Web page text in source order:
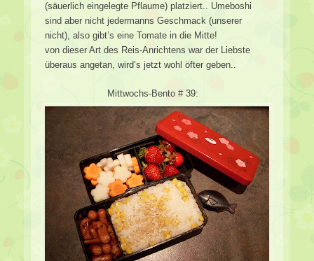
(säuerlich eingelegte Pflaume) platziert.. Umeboshi
sind aber nicht jedermanns Geschmack (unserer
nicht), also gibt’s eine Tomate in die Mitte!
von dieser Art des Reis-Anrichtens war der Liebste
überaus angetan, wird’s jetzt wohl öfter geben..
Mittwochs-Bento # 39: